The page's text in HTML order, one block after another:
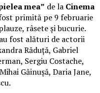
mea” de la Cinema
primită pe 9 februarie
râsete și bucurie.
fost alături de actorii
Răduță, Gabriel
Sergiu Costache,
Găinușă, Daria Jane,